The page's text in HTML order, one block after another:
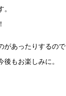
があったりするので
もお楽しみに。